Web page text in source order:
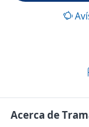
Acerca de